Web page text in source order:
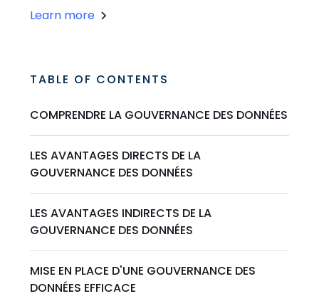
Learn more
TABLE OF CONTENTS
COMPRENDRE LA GOUVERNANCE DES DONNÉES
LES AVANTAGES DIRECTS DE LA
GOUVERNANCE DES DONNÉES
LES AVANTAGES INDIRECTS DE LA
GOUVERNANCE DES DONNÉES
MISE EN PLACE D'UNE GOUVERNANCE DES
DONNÉES EFFICACE